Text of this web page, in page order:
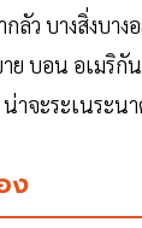
กลัว บางสิ่งบาง
ย บอน อเมริกั
าจะระเนระน
ง